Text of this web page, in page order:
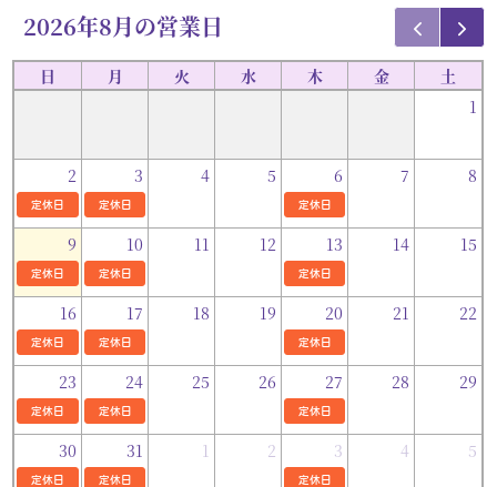
2026年8月の営業日
日 月 火 水 木 金
土
1
2
定休日
3
定休日
4 5 6
定休日
7 8
9
定休日
10
定休日
11 12 13
定休日
14 15
16
定休日
17
定休日
18 19 20
定休日
21 22
23
定休日
24
定休日
25 26 27
定休日
28 29
30
定休日
31
定休日
1 2 3
定休日
4 5